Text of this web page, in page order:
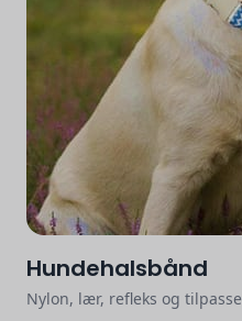
Hundehalsbånd
Nylon, lær, refleks og